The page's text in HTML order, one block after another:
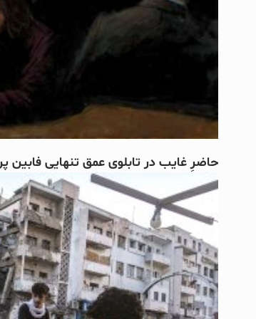
حاضرِ غایب در تابلوی عمق تنهایی فابین